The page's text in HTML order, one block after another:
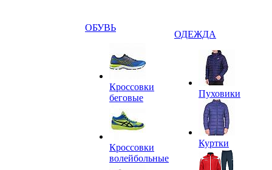
ОБУВЬ
Кроссовки
беговые
Кроссовки
волейбольные
ОДЕЖДА
Пуховики
Куртки